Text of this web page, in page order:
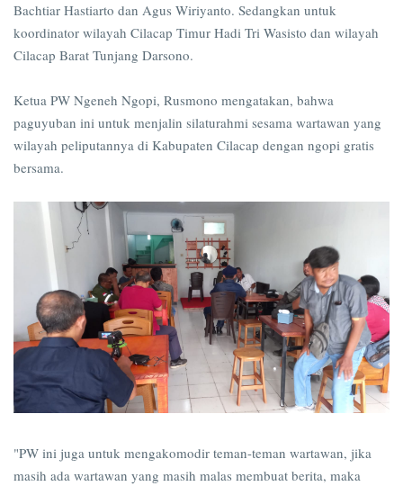
Bachtiar Hastiarto dan Agus Wiriyanto. Sedangkan untuk
koordinator wilayah Cilacap Timur Hadi Tri Wasisto dan wilayah
Cilacap Barat Tunjang Darsono.
Ketua PW Ngeneh Ngopi, Rusmono mengatakan, bahwa
paguyuban ini untuk menjalin silaturahmi sesama wartawan yang
wilayah peliputannya di Kabupaten Cilacap dengan ngopi gratis
bersama.
"PW ini juga untuk mengakomodir teman-teman wartawan, jika
masih ada wartawan yang masih malas membuat berita, maka